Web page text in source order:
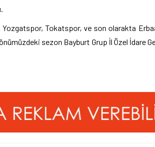
Tokatspor, ve son olarakta
sezon Bayburt Grup İl Özel İdare